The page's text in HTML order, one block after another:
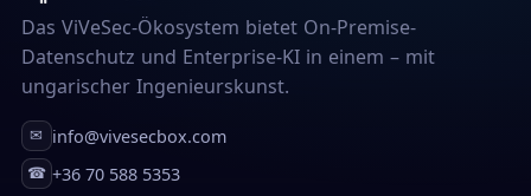
Das ViVeSec-Ökosystem bietet On-Premise-
Datenschutz und Enterprise-KI in einem – mit
ungarischer Ingenieurskunst.
✉ info@vivesecbox.com
☎ +36 70 588 5353